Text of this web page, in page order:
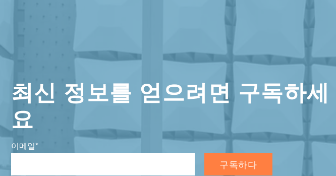
최신 정보를 얻으려면 구독하세
요
이메일*